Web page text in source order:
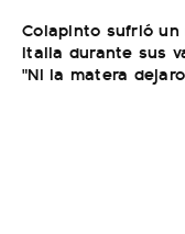
Colapinto sufrió un
Italia durante sus
"Ni la matera